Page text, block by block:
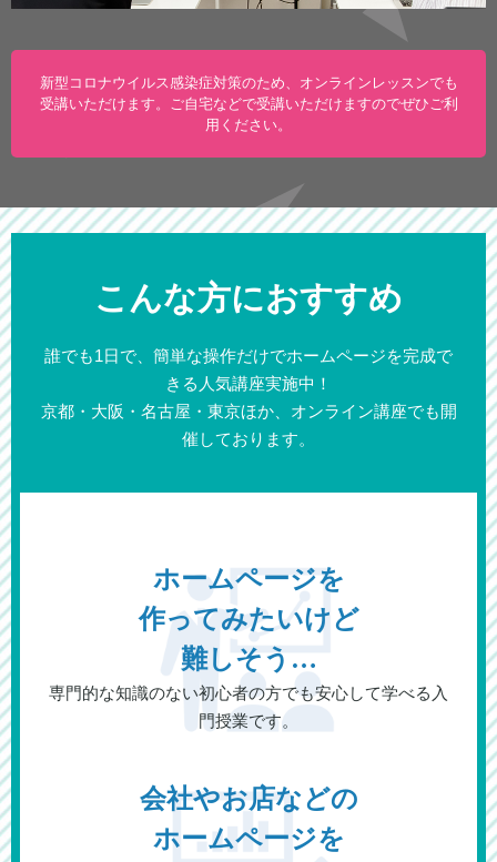
新型コロナウイルス感染症対策のため、オンラインレッスンでも
受講いただけます。 ご自宅などで受講いただけますのでぜひご利
用ください。
こんな方におすすめ
誰でも1日で、簡単な操作だけでホームページを完成で
きる人気講座実施中！
京都・大阪・名古屋・東京ほか、オンライン講座でも開
催しております。
ホームページを
作ってみたいけど
難しそう…
専門的な知識のない初心者の方でも安心して学べる入
門授業です。
会社やお店などの
ホームページを